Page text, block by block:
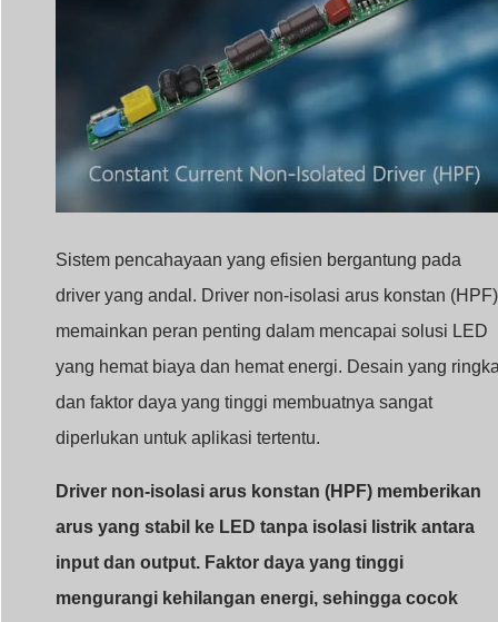
Sistem pencahayaan yang efisien bergantung pada
driver yang andal. Driver non-isolasi arus konstan (HPF)
memainkan peran penting dalam mencapai solusi LED
yang hemat biaya dan hemat energi. Desain yang
dan faktor daya yang tinggi membuatnya sangat
diperlukan untuk aplikasi tertentu.
Driver non-isolasi arus konstan (HPF) memberikan
arus yang stabil ke LED tanpa isolasi listrik antara
input dan output. Faktor daya yang tinggi
mengurangi kehilangan energi, sehingga cocok